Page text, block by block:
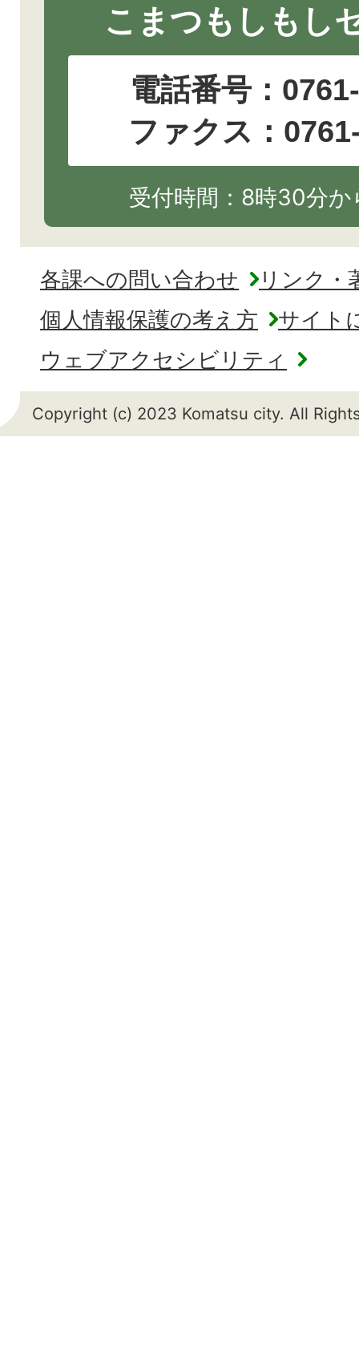
こまつもしもし
電話番号：
ファクス：
受付時間：8時30分
各課への問い合わせ
リンク・
個人情報保護の考え方
サイト
ウェブアクセシビリティ
Copyright (c) 2023 Komatsu city. All